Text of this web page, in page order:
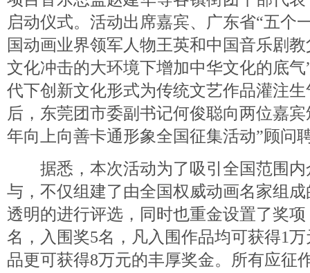
启动仪式。活动出席嘉宾、广东省“五个
国动画业界领军人物王英和中国音乐剧
文化冲击的大环境下增加中华文化的底
代下创新文化形式为传统文艺作品灌注
后，东莞团市委副书记何俊聪向两位嘉
年向上向善卡通形象全国征集活动”顾问
据悉，本次活动为了吸引全国范围内
与，不仅组建了由全国权威动画名家组
透明的进行评选，同时也重金设置了奖
名，入围奖5名，凡入围作品均可获得1
品更可获得8万元的丰厚奖金。所有应征